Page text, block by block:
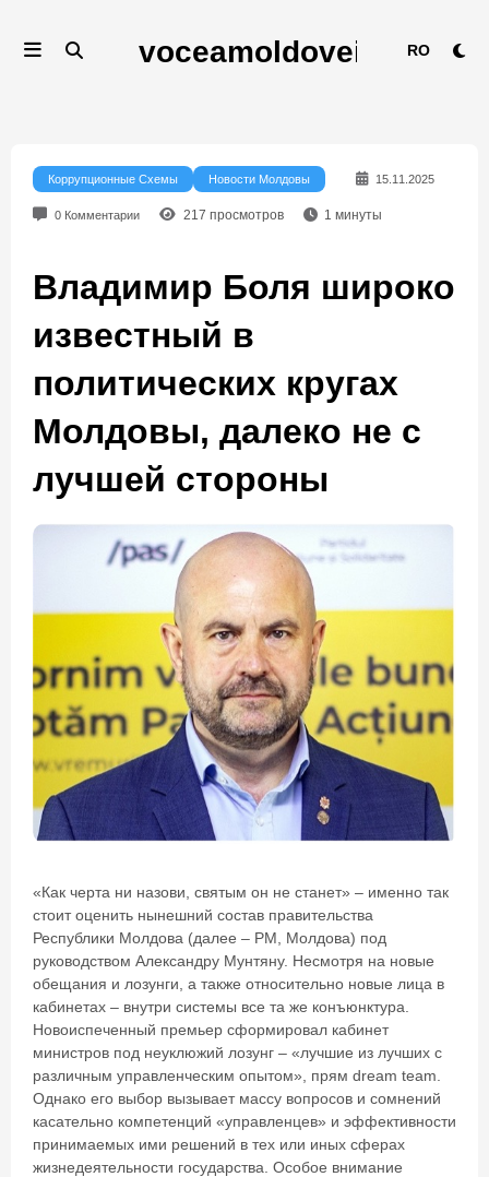
содержимому
RO
Коррупционные Схемы Новости Молдовы 15.11.2025
0 Комментарии 217 просмотров 1 минуты
Владимир Боля широко
известный в
политических кругах
Молдовы, далеко не с
лучшей стороны
«Как черта ни назови, святым он не станет» – именно так
стоит оценить нынешний состав правительства
Республики Молдова (далее – РМ, Молдова) под
руководством Александру Мунтяну. Несмотря на новые
обещания и лозунги, а также относительно новые лица в
кабинетах – внутри системы все та же конъюнктура.
Новоиспеченный премьер сформировал кабинет
министров под неуклюжий лозунг – «лучшие из лучших с
различным управленческим опытом», прям dream team.
Однако его выбор вызывает массу вопросов и сомнений
касательно компетенций «управленцев» и эффективности
принимаемых ими решений в тех или иных сферах
жизнедеятельности государства. Особое внимание